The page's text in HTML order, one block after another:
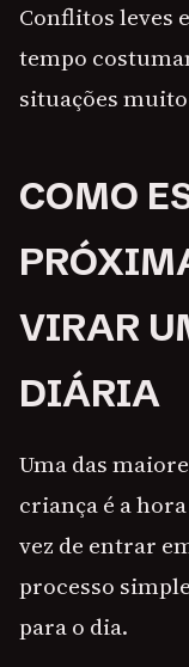
Conflitos leves
tempo
situações
COMO
VIRAR
DIÁRIA
Uma das
criança é a
vez de entrar
processo
para o dia.